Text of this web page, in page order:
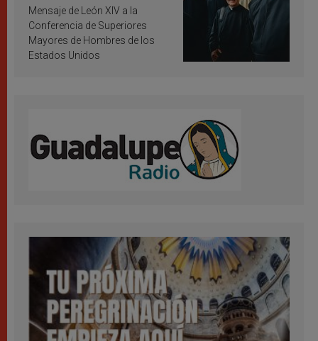
inspiración y santificación
Mensaje de León XIV a la
Conferencia de Superiores
Mayores de Hombres de los
Estados Unidos